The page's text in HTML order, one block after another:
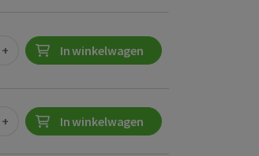
+ In winkelwagen
+ In winkelwagen